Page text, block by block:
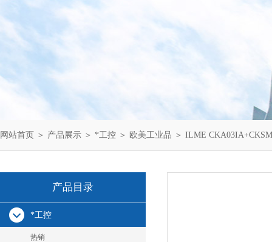
网站首页 ＞ 产品展示 ＞ *工控 ＞ 欧美工业品 ＞ ILME
产品目录
*工控
热销